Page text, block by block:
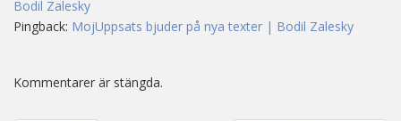
Bodil Zalesky
Pingback: MojUppsats bjuder på nya texter | Bodil Zalesky
Kommentarer är stängda.